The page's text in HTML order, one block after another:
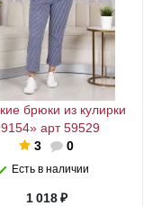
брюки из кулирки
арт 59529
3
0
Есть в наличии
1 018₽